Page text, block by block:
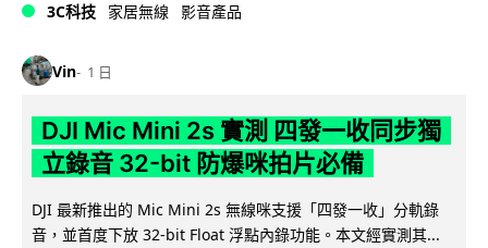
3C科技 家居無線 影音產品
Vin 1 日
DJI Mic Mini 2s 實測 四發一收同步獨
立錄音 32-bit 防爆咪拍片必備
DJI 最新推出的 Mic Mini 2s 無線咪支援「四發一收」分軌錄
音，並首度下放 32-bit Float 浮點內錄功能。本文經實測其...